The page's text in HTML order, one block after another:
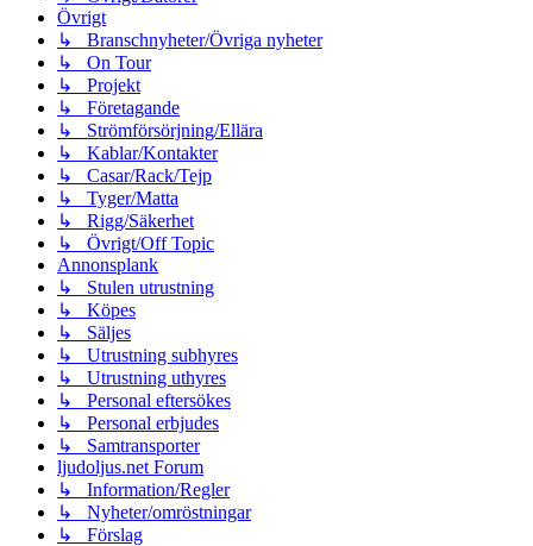
Övrigt
↳ Branschnyheter/Övriga nyheter
↳ On Tour
↳ Projekt
↳ Företagande
↳ Strömförsörjning/Ellära
↳ Kablar/Kontakter
↳ Casar/Rack/Tejp
↳ Tyger/Matta
↳ Rigg/Säkerhet
↳ Övrigt/Off Topic
Annonsplank
↳ Stulen utrustning
↳ Köpes
↳ Säljes
↳ Utrustning subhyres
↳ Utrustning uthyres
↳ Personal eftersökes
↳ Personal erbjudes
↳ Samtransporter
ljudoljus.net Forum
↳ Information/Regler
↳ Nyheter/omröstningar
↳ Förslag